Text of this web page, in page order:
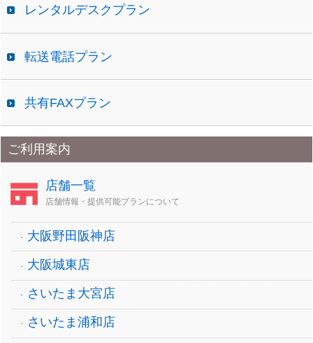
レンタルデスクプラン
転送電話プラン
共有FAXプラン
ご利用案内
店舗一覧
店舗情報・提供可能プランについて
大阪野田阪神店
大阪城東店
さいたま大宮店
さいたま浦和店